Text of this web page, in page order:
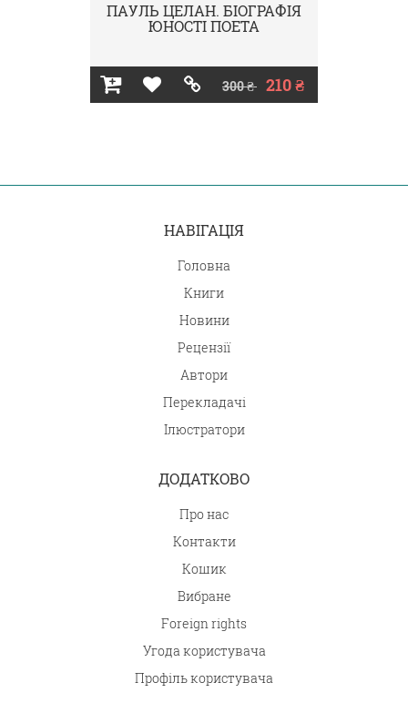
ПАУЛЬ ЦЕЛАН. БІОГРАФІЯ
ЮНОСТІ ПОЕТА
300 ₴ 210 ₴
НАВІГАЦІЯ
Головна
Книги
Новини
Рецензії
Автори
Перекладачі
Ілюстратори
ДОДАТКОВО
Про нас
Контакти
Кошик
Вибране
Foreign rights
Угода користувача
Профіль користувача